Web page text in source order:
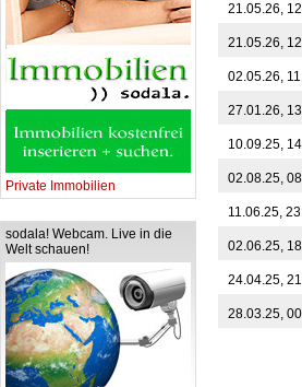
Private Immobilien
sodala! Webcam. Live in die
Welt schauen!
21.05.26,
21.05.26,
02.05.26,
27.01.26,
10.09.25,
02.08.25,
11.06.25,
02.06.25,
24.04.25,
28.03.25,